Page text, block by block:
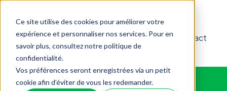
Ce site utilise des cookies pour améliorer votre
expérience et personnaliser nos services. Pour en
savoir plus, consultez notre politique de
confidentialité.
Vos préférences seront enregistrées via un petit
cookie afin d’éviter de vous les redemander.
Page
d'accueil
Nos
financements
Contact